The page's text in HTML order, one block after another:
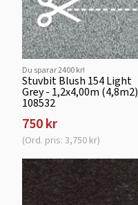
Du sparar 2400 kr!
Stuvbit Blush 154 Light
Grey - 1,2x4,00m (4,8m2)
108532
750 kr
(Ord. pris: 3,750 kr)